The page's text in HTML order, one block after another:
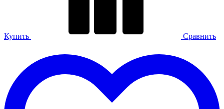
Купить Сравнить